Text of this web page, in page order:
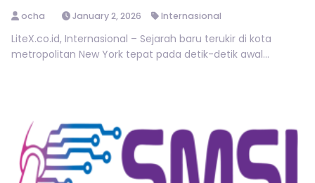
ocha January 2, 2026 Internasional
LiteX.co.id, Internasional – Sejarah baru terukir di kota
metropolitan New York tepat pada detik-detik awal...